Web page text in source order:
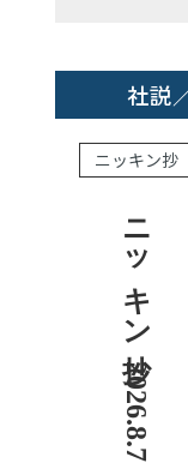
社説
ニッキン抄
ニッキン抄 2026.8.7